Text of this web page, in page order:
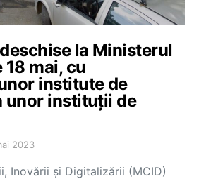
la Ministerul
18 mai, cu
institute de
unor instituții de
2023
Inovării și Digitalizării (MCID)